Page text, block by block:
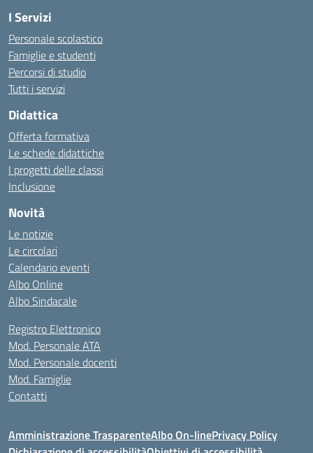
I Servizi
Personale scolastico
Famiglie e studenti
Percorsi di studio
Tutti i servizi
Didattica
Offerta formativa
Le schede didattiche
I progetti delle classi
Inclusione
Novità
Le notizie
Le circolari
Calendario eventi
Albo Online
Albo Sindacale
Registro Elettronico
Mod. Personale ATA
Mod. Personale docenti
Mod. Famiglie
Contatti
Amministrazione TrasparenteAlbo On-linePrivacy Policy